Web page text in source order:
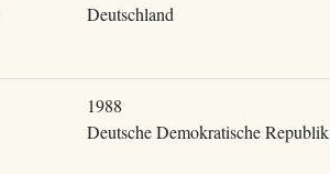
Deutschland
1988
Deutsche Demokratische Republik